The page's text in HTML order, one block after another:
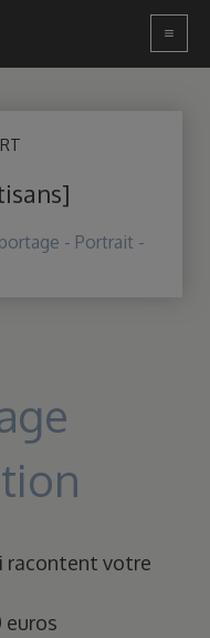
- Portrait -
racontent votre
euros